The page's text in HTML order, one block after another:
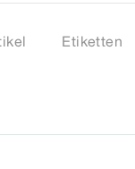
Etiketten